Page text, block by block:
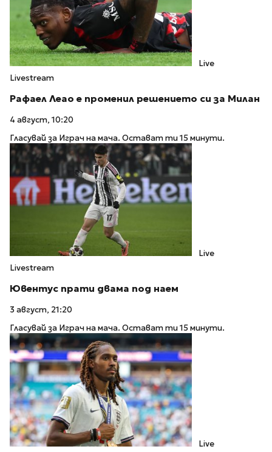
Live
Livestream
Рафаел Леао е променил решението си за Милан
4 август, 10:20
Гласувай за Играч на мача. Остават ти 15 минути.
Live
Livestream
Ювентус прати двама под наем
3 август, 21:20
Гласувай за Играч на мача. Остават ти 15 минути.
Live